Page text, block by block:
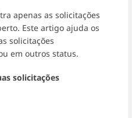
apenas as solicitações
Este artigo ajuda os
solicitações
em outros status.
solicitações